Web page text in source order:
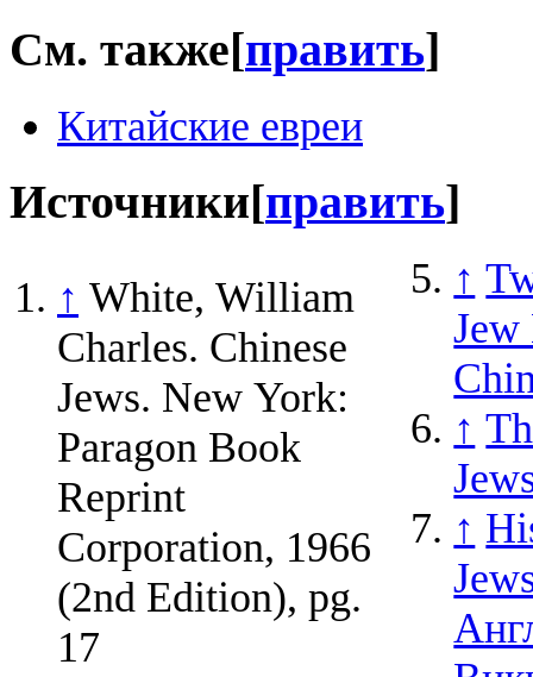
См. также[править]
Китайские евреи
Источники[править]
↑ White, William
Charles. Chinese
Jews. New York:
Paragon Book
Reprint
Corporation, 1966
(2nd Edition), pg.
17
↑
Jew
↑
↑